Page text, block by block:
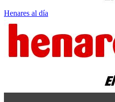
Henares al día